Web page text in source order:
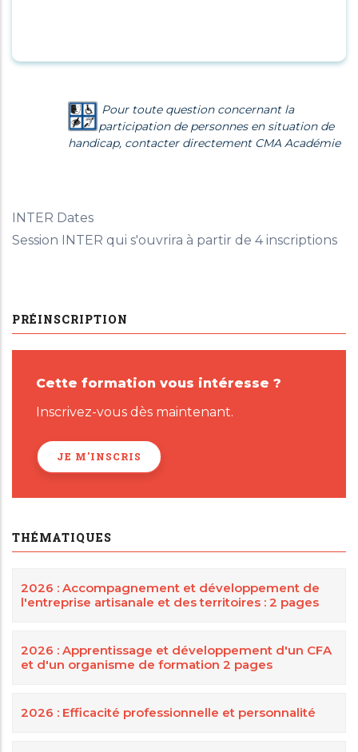
Pour toute question concernant la
participation de personnes en situation de
handicap, contacter directement CMA Académie
INTER Dates
Session INTER qui s'ouvrira à partir de 4 inscriptions
PRÉINSCRIPTION
Cette formation vous intéresse ?
Inscrivez-vous dès maintenant.
JE M'INSCRIS
THÉMATIQUES
2026 : Accompagnement et développement de
l'entreprise artisanale et des territoires : 2 pages
2026 : Apprentissage et développement d'un CFA
et d'un organisme de formation 2 pages
2026 : Efficacité professionnelle et personnalité